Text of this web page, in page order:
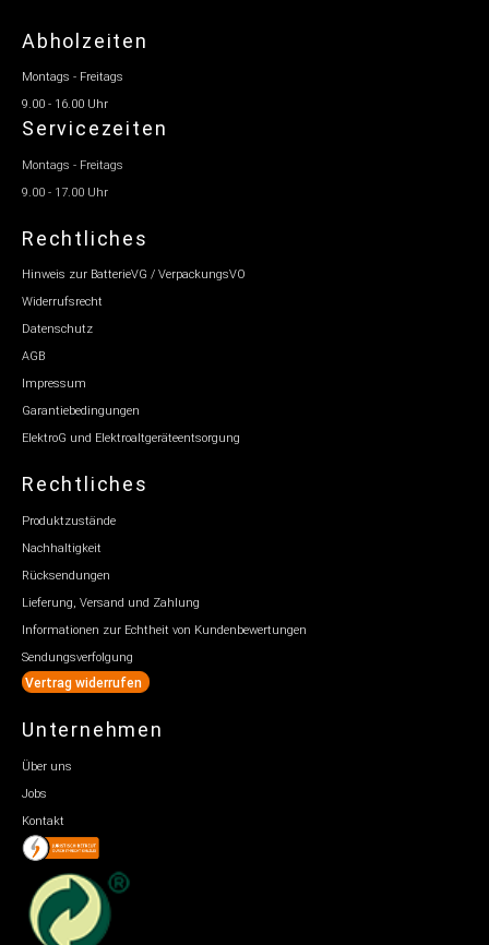
Abholzeiten
Montags - Freitags
9.00 - 16.00 Uhr
Servicezeiten
Montags - Freitags
9.00 - 17.00 Uhr
Rechtliches
Hinweis zur BatterieVG / VerpackungsVO
Widerrufsrecht
Datenschutz
AGB
Impressum
Garantiebedingungen
ElektroG und Elektroaltgeräteentsorgung
Rechtliches
Produktzustände
Nachhaltigkeit
Rücksendungen
Lieferung, Versand und Zahlung
Informationen zur Echtheit von Kundenbewertungen
Sendungsverfolgung
Vertrag widerrufen
Unternehmen
Über uns
Jobs
Kontakt